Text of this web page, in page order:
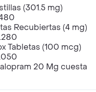
(301.5 mg)
Recubiertas (4 mg)
Tabletas (100 mcg)
20 Mg cuesta